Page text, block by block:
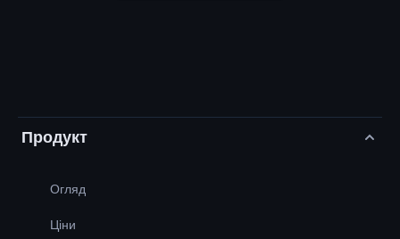
Продукт
Огляд
Ціни